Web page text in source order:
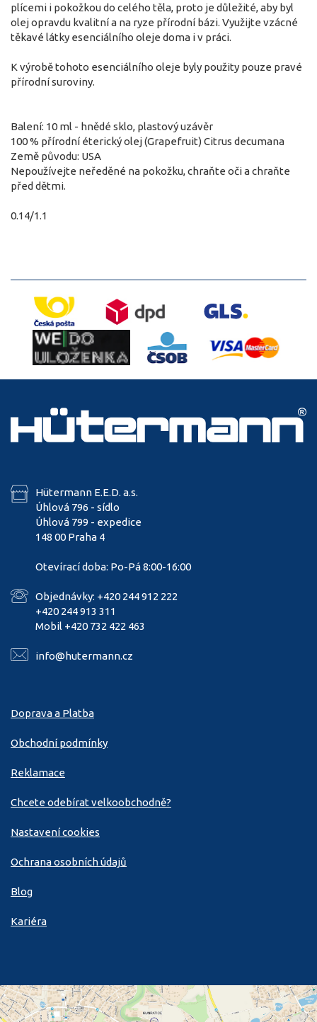
plícemi i pokožkou do celého těla, proto je důležité, aby byl
olej opravdu kvalitní a na ryze přírodní bázi. Využijte vzácné
těkavé látky esenciálního oleje doma i v práci.
K výrobě tohoto esenciálního oleje byly použity pouze pravé
přírodní suroviny.
Balení: 10 ml - hnědé sklo, plastový uzávěr
100 % přírodní éterický olej (Grapefruit) Citrus decumana
Země původu: USA
Nepoužívejte neředěné na pokožku, chraňte oči a chraňte
před dětmi.
0.14/1.1
Hütermann E.E.D. a.s.
Úhlová 796 - sídlo
Úhlová 799 - expedice
148 00 Praha 4
Otevírací doba: Po-Pá 8:00-16:00
Objednávky: +420 244 912 222
+420 244 913 311
Mobil +420 732 422 463
info@hutermann.cz
Doprava a Platba
Obchodní podmínky
Reklamace
Chcete odebírat velkoobchodně?
Nastavení cookies
Ochrana osobních údajů
Blog
Kariéra